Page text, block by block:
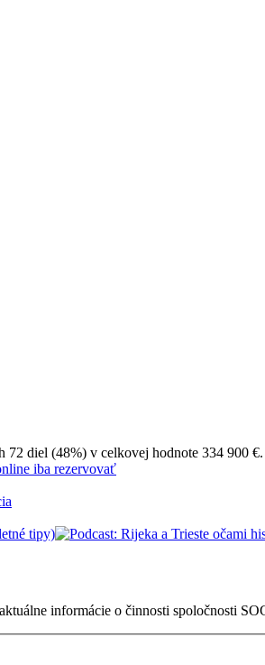
72 diel (48%) v celkovej hodnote 334 900 €.
tipy)
informácie o činnosti spoločnosti